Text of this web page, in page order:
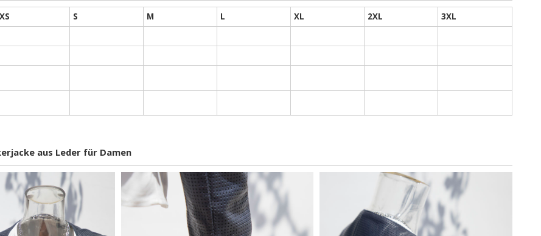
XS S M L XL 2XL
3XL
aus Leder für Damen